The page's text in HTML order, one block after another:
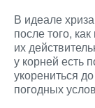
В идеале
после того,
их
у корней есть
укорениться
погодных